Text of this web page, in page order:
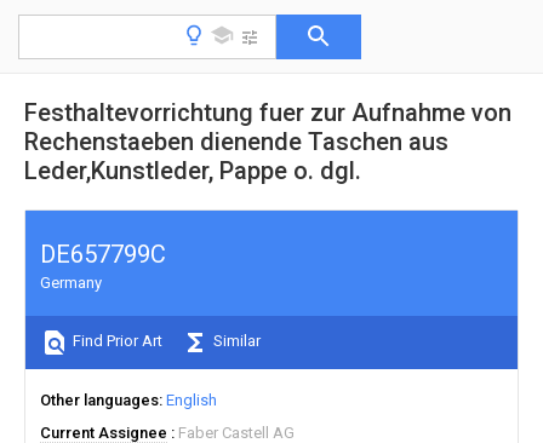
Festhaltevorrichtung fuer zur Aufnahme von
Rechenstaeben dienende Taschen aus
Leder,Kunstleder, Pappe o. dgl.
DE657799C
Germany
Find Prior Art Similar
Other languages English
Current Assignee
Faber Castell AG